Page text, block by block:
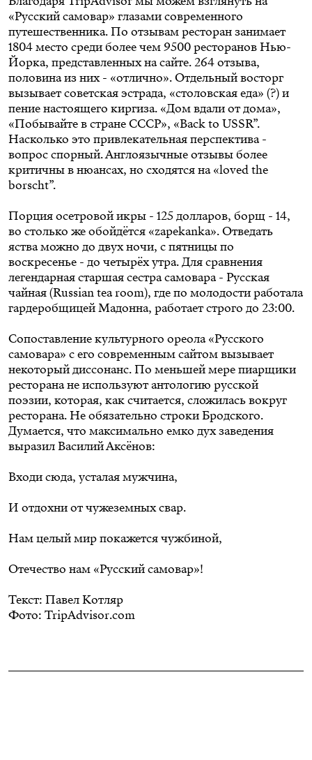
«Русский самовар» глазами современного
путешественника. По отзывам ресторан занимает
1804 место среди более чем 9500 ресторанов Нью-
Йорка, представленных на сайте. 264 отзыва,
половина из них - «отлично». Отдельный восторг
вызывает советская эстрада, «столовская еда» (?) и
пение настоящего киргиза. «Дом вдали от дома»,
«Побывайте в стране СССР», «Back to USSR”.
Насколько это привлекательная перспектива -
вопрос спорный. Англоязычные отзывы более
критичны в нюансах, но сходятся на «loved the
borscht”.
Порция осетровой икры - 125 долларов, борщ - 14,
во столько же обойдётся «zapekanka». Отведать
яства можно до двух ночи, с пятницы по
воскресенье - до четырёх утра. Для сравнения
легендарная старшая сестра самовара - Русская
чайная (Russian tea room), где по молодости работала
гардеробщицей Мадонна, работает строго до 23:00.
Сопоставление культурного ореола «Русского
самовара» с его современным сайтом вызывает
некоторый диссонанс. По меньшей мере пиарщики
ресторана не используют антологию русской
поэзии, которая, как считается, сложилась вокруг
ресторана. Не обязательно строки Бродского.
Думается, что максимально емко дух заведения
выразил Василий Аксёнов:
Входи сюда, усталая мужчина,
И отдохни от чужеземных свар.
Нам целый мир покажется чужбиной,
Отечество нам «Русский самовар»!
Текст: Павел Котляр
Фото: TripAdvisor.com